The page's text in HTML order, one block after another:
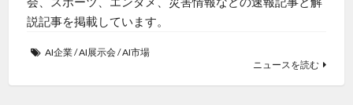
説記事を掲載しています。
AI企業/AI展示会/AI市場
ニュースを読む